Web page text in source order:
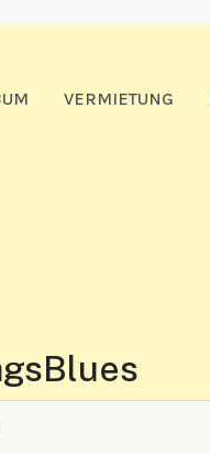
VERMIETUNG